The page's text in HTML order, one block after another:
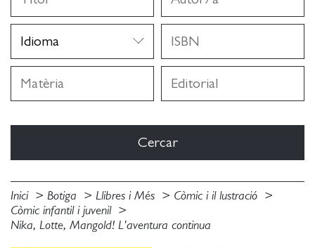
Inici Botiga Llibres i Més
Còmic i il lustració
Còmic infantil i juvenil
Nika, Lotte, Mangold! L'aventura continua